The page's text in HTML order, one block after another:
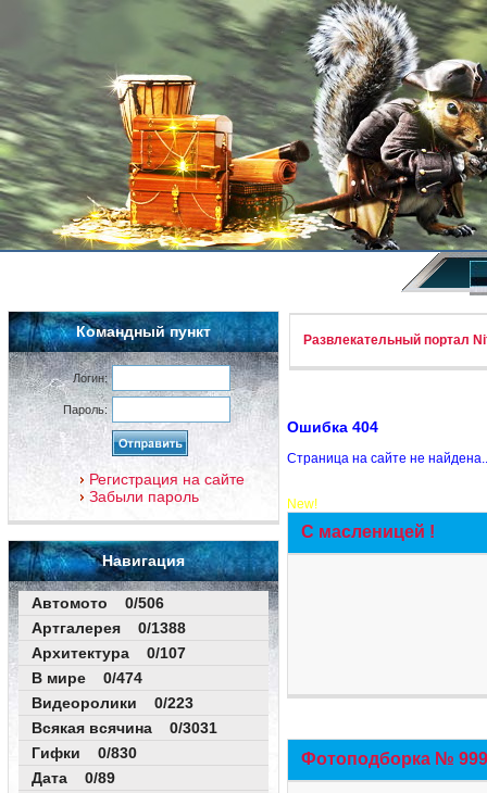
Командный пункт
Логин:
Пароль:
Регистрация на сайте
Забыли пароль
Навигация
Автомото 0/506
Артгалерея 0/1388
Архитектура 0/107
В мире 0/474
Видеоролики 0/223
Всякая всячина 0/3031
Гифки 0/830
Дата 0/89
Развлекательный портал
Ошибка 404
Страница на сайте не
New!
С масленицей !
Фотоподборка №